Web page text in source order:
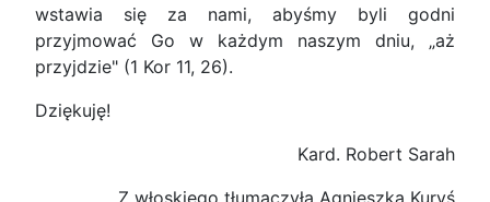
wstawia się za nami, abyśmy byli godni
przyjmować Go w każdym naszym dniu, „aż
przyjdzie" (1 Kor 11, 26).
Dziękuję!
Kard. Robert Sarah